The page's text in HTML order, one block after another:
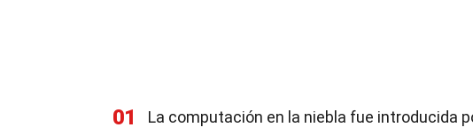
01 La computación en la niebla fue introducida